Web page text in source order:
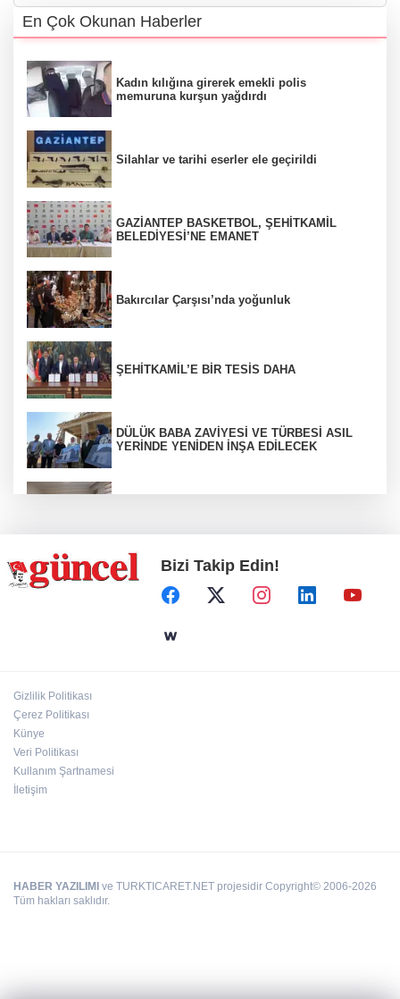
En Çok Okunan Haberler
Kadın kılığına girerek emekli polis
memuruna kurşun yağdırdı
Silahlar ve tarihi eserler ele geçirildi
GAZİANTEP BASKETBOL, ŞEHİTKAMİL
BELEDİYESİ’NE EMANET
Bakırcılar Çarşısı’nda yoğunluk
ŞEHİTKAMİL’E BİR TESİS DAHA
DÜLÜK BABA ZAVİYESİ VE TÜRBESİ ASIL
YERİNDE YENİDEN İNŞA EDİLECEK
Uyuşturucu ticaretinden aranıyordu
Bizi Takip Edin!
Gizlilik Politikası
Çerez Politikası
Künye
Veri Politikası
Kullanım Şartnamesi
İletişim
HABER YAZILIMI ve TURKTICARET.NET projesidir Copyright© 2006-2026
Tüm hakları saklıdır.